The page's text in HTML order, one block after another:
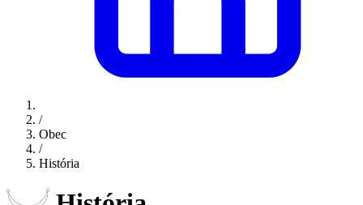
/
Obec
/
História